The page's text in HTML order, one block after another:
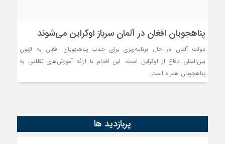
پناهجویان افغان در آلمان سرباز اوکراین می‌شوند
دولت آلمان در حال برنامه‌ریزی برای جذب پناهجویان افغان به لژیون
بین‌المللی دفاع از اوکراین است. این اقدام با ارائه آموزش‌های نظامی به
پناهجویان همراه است.
پربازدید ها